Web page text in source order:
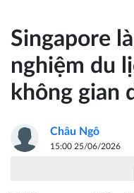
Singapore
nghiệm du
không gian
Châu Ngô
15:00 25/06/2026